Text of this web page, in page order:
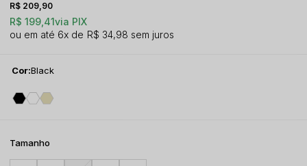
R$ 199,41via PIX
R$ 209,90
6x R$ 34,98 sem juros
Cor:Black
Tamanho